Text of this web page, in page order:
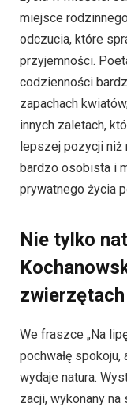
miejsce
odczucia, które
przyjemności.
codzienności
zapachach
innych zaletach,
lepszej pozycji
bardzo osobista i
prywatnego życia
Nie tylko
zwierzętach
We fraszce „Na
pochwałę
wydaje natura.
za­cji, wykonany na